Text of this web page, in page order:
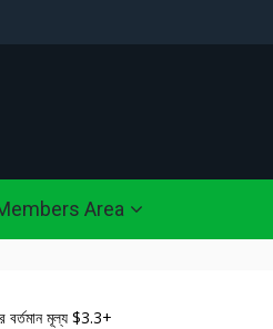
Area
মূল্য $3.3+